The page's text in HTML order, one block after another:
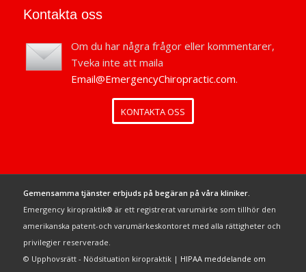
Kontakta oss
Om du har några frågor eller kommentarer,
Tveka inte att maila
Email@EmergencyChiropractic.com.
KONTAKTA OSS
Gemensamma tjänster erbjuds på begäran på våra kliniker.
Emergency kiropraktik® är ett registrerat varumärke som tillhör den
amerikanska patent-och varumärkeskontoret med alla rättigheter och
privilegier reserverade.
© Upphovsrätt - Nödsituation kiropraktik | HIPAA meddelande om